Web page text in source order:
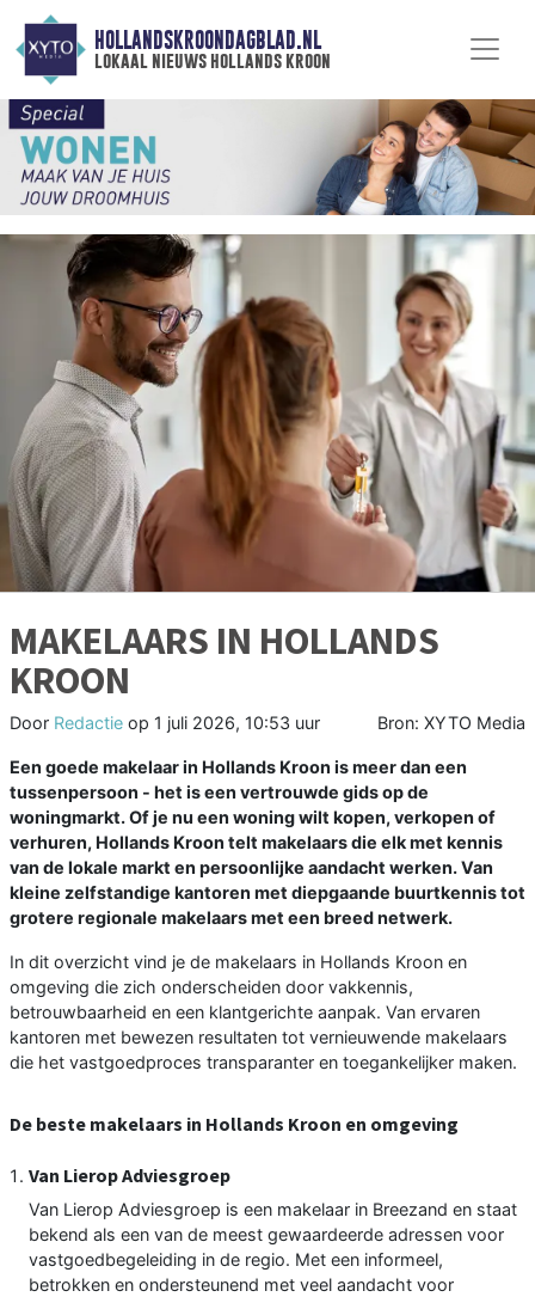
HOLLANDSKROONDAGBLAD.NL
lokaal nieuws hollands kroon
MAKELAARS IN HOLLANDS
KROON
Door Redactie op 1 juli 2026, 10:53 uur Bron: XYTO Media
Een goede makelaar in Hollands Kroon is meer dan een
tussenpersoon - het is een vertrouwde gids op de
woningmarkt. Of je nu een woning wilt kopen, verkopen of
verhuren, Hollands Kroon telt makelaars die elk met kennis
van de lokale markt en persoonlijke aandacht werken. Van
kleine zelfstandige kantoren met diepgaande buurtkennis tot
grotere regionale makelaars met een breed netwerk.
In dit overzicht vind je de makelaars in Hollands Kroon en
omgeving die zich onderscheiden door vakkennis,
betrouwbaarheid en een klantgerichte aanpak. Van ervaren
kantoren met bewezen resultaten tot vernieuwende makelaars
die het vastgoedproces transparanter en toegankelijker maken.
De beste makelaars in Hollands Kroon en omgeving
Van Lierop Adviesgroep
Van Lierop Adviesgroep is een makelaar in Breezand en staat
bekend als een van de meest gewaardeerde adressen voor
vastgoedbegeleiding in de regio. Met een informeel,
betrokken en ondersteunend met veel aandacht voor